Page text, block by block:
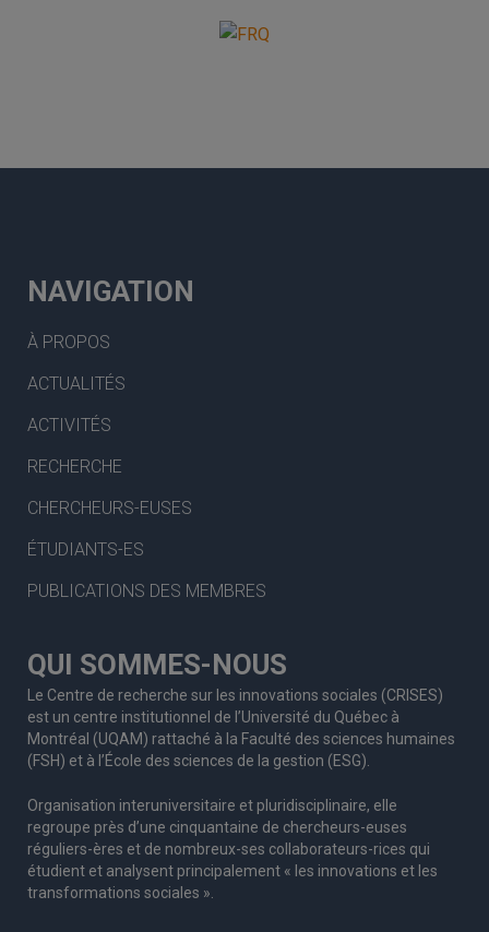
NAVIGATION
À PROPOS
ACTUALITÉS
ACTIVITÉS
RECHERCHE
CHERCHEURS-EUSES
ÉTUDIANTS-ES
PUBLICATIONS DES MEMBRES
QUI SOMMES-NOUS
Le Centre de recherche sur les innovations sociales (CRISES)
est un centre institutionnel de l’Université du Québec à
Montréal (UQAM) rattaché à la Faculté des sciences humaines
(FSH) et à l’École des sciences de la gestion (ESG).
Organisation interuniversitaire et pluridisciplinaire, elle
regroupe près d’une cinquantaine de chercheurs-euses
réguliers-ères et de nombreux-ses collaborateurs-rices qui
étudient et analysent principalement « les innovations et les
transformations sociales ».